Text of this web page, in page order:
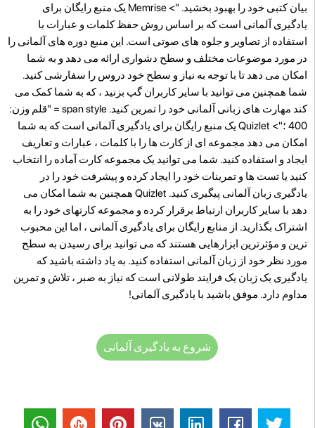
بیان کتبی خود را بهبود بخشید. "> Memrise یک منبع رایگان برای
یادگیری آلمانی است که بر اساس روش حفظ کلمات و عبارات با
استفاده از تصاویر و جلوه های صوتی است. این منبع دوره های آلمانی را
در مورد موضوعات مختلف و سطح دشواری ارائه می دهد و به شما
امکان می دهد تا با توجه به نیاز و سطح خود دروس را سفارشی کنید.
شما همچنین می توانید با سایر کاربران گپ بزنید ، که به شما کمک می
کند مهارت های زبانی آلمانی خود را تمرین کنید. span style = "قلم وزن:
400 ؛"> Quizlet یک منبع رایگان برای یادگیری آلمانی است که به شما
امکان می دهد مجموعه ای از کارت ها را با کلمات ، عبارات و تعاریف
ایجاد و استفاده کنید. شما می توانید یک مجموعه کارت آماده را انتخاب
کنید یا تست ها و تمرینات خود را ایجاد کرده و پیشرفت خود را در
یادگیری زبان آلمانی پیگیری کنید. Quizlet همچنین به شما امکان می
دهد با سایر کاربران ارتباط برقرار کرده و مجموعه کارتهای خود را به
اشتراک بگذارید. از منابع رایگان برای یادگیری آلمانی ، اما این محبوب
ترین و مؤثرترین ابزارهایی هستند که می توانید برای رسیدن به سطح
مورد نظر خود از زبان آلمانی استفاده کنید. به یاد داشته باشید که
یادگیری یک زبان یک فرایند طولانی است که نیاز به صبر ، تلاش و تمرین
مداوم دارد. موفق باشید با یادگیری آلمانی!
شروع به یادگیری آلمانی